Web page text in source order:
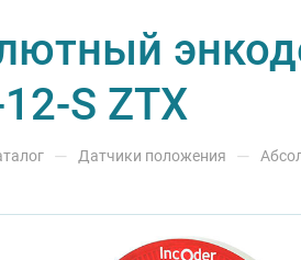
S ZTX
— Датчики положения —